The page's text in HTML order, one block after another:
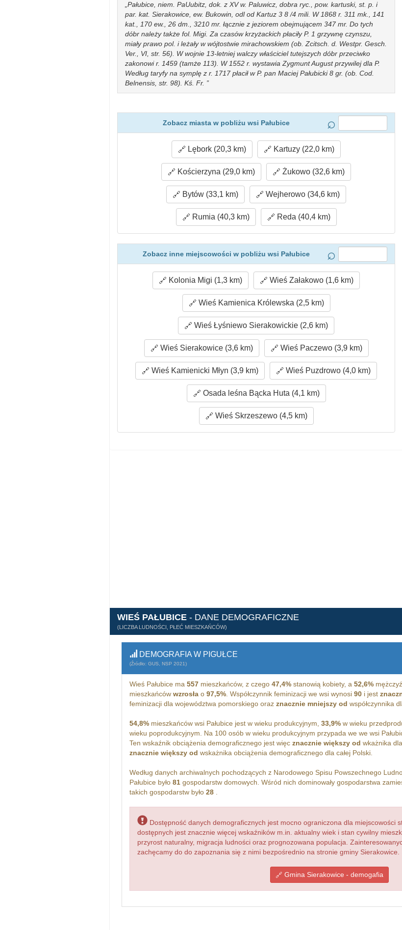
Pałubice, niem. PaUubitz, dok. z XV w. Paluwicz, dobra ryc., pow. kartuski, st. p. i
par. kat. Sierakowice, ew. Bukowin, odl od Kartuz 3 8 /4 mili. W 1868 r. 311 mk., 141
kat., 170 ew., 26 dm., 3210 mr. łącznie z jeziorem obejmującem 347 mr. Do tych
dóbr należy także fol. Migi. Za czasów krzyżackich płaciły P. 1 grzywnę czynszu,
miały prawo pol. i leżały w wójtostwie mirachowskiem (ob. Zcitsch. d. Westpr. Gesch.
Ver., VI, str. 56). W wojnie 13-letniej walczy właściciel tutejszych dóbr przeciwko
zakonowi r. 1459 (tamże 113). W 1552 r. wystawia Zygmunt August przywilej dla P.
Według taryfy na symplę z r. 1717 płacił w P. pan Maciej Pałubicki 8 gr. (ob. Cod.
Belnensis, str. 98). Kś. Fr.
Zobacz miasta w pobliżu wsi Pałubice
Lębork (20,3 km) Kartuzy (22,0 km)
Kościerzyna (29,0 km) Żukowo (32,6 km)
Bytów (33,1 km) Wejherowo (34,6 km)
Rumia (40,3 km) Reda (40,4 km)
Zobacz inne miejscowości w pobliżu wsi Pałubice
Kolonia Migi (1,3 km) Wieś Załakowo (1,6 km)
Wieś Kamienica Królewska (2,5 km)
Wieś Łyśniewo Sierakowickie (2,6 km)
Wieś Sierakowice (3,6 km) Wieś Paczewo (3,9 km)
Wieś Kamienicki Młyn (3,9 km) Wieś Puzdrowo (4,0 km)
Osada leśna Bącka Huta (4,1 km)
Wieś Skrzeszewo (4,5 km)
WIEŚ PAŁUBICE - DANE DEMOGRAFICZNE
(LICZBA LUDNOŚCI, PŁEĆ MIESZKAŃCÓW)
DEMOGRAFIA W PIGUŁCE
(Źródło: GUS, NSP 2021)
Wieś Pałubice ma 557mieszkańców, z czego 47,4%stanowią kobiety, a 52,6%
mieszkańców wzrosłao 97,5%. Współczynnik feminizacji we wsi wynosi 90i jest
feminizacji dla województwa pomorskiego oraz znacznie mniejszy od współczynnika
54,8%mieszkańców wsi Pałubice jest w wieku produkcyjnym, 33,9%w wieku
wieku poprodukcyjnym. Na 100 osób w wieku produkcyjnym przypada we we wsi
Ten wskaźnik obciążenia demograficznego jest więc znacznie większy od wkażnika
znacznie większy od wskażnika obciążenia demograficznego dla całej Polski.
Według danych archiwalnych pochodzących z Narodowego Spisu Powszechnego
Pałubice było 81gospodarstw domowych. Wśród nich dominowały gospodarstwa
takich gospodarstw było 28.
Dostępność danych demograficznych jest mocno ograniczona dla miejscowości
dostępnych jest znacznie więcej wskaźników m.in. aktualny wiek i stan cywilny
przyrost naturalny, migracja ludności oraz prognozowana populacja.
zachęcamy do do zapoznania się z nimi bezpośrednio na stronie gminy Sierakowice.
Gmina Sierakowice - demogafia